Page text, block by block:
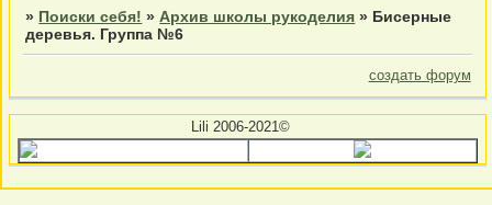
» Поиски себя! »Архив школы рукоделия » Бисерные
деревья. Группа №6
создать форум
Lili 2006-2021©